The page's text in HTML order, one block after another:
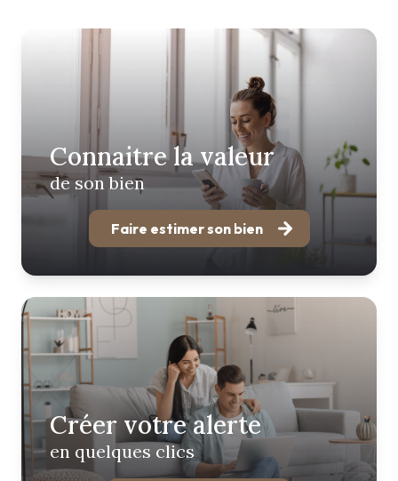
Connaitre la valeur
de son bien
Faire estimer son bien
Créer votre alerte
en quelques clics